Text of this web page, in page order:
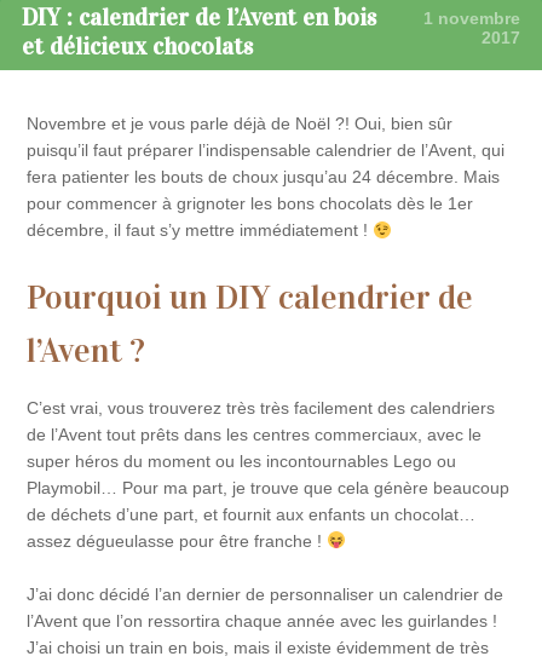
DIY : calendrier de l’Avent en bois
et délicieux chocolats
1 novembre
2017
Novembre et je vous parle déjà de Noël ?! Oui, bien sûr
puisqu’il faut préparer l’indispensable calendrier de l’Avent, qui
fera patienter les bouts de choux jusqu’au 24 décembre. Mais
pour commencer à grignoter les bons chocolats dès le 1er
décembre, il faut s’y mettre immédiatement !
Pourquoi un DIY calendrier de
l’Avent ?
C’est vrai, vous trouverez très très facilement des calendriers
de l’Avent tout prêts dans les centres commerciaux, avec le
super héros du moment ou les incontournables Lego ou
Playmobil… Pour ma part, je trouve que cela génère beaucoup
de déchets d’une part, et fournit aux enfants un chocolat…
assez dégueulasse pour être franche !
J’ai donc décidé l’an dernier de personnaliser un calendrier de
l’Avent que l’on ressortira chaque année avec les guirlandes !
J’ai choisi un train en bois, mais il existe évidemment de très